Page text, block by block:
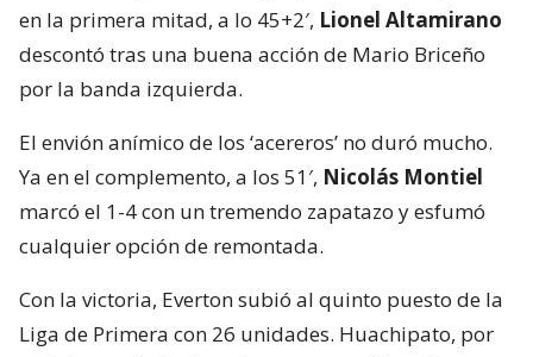
en la primera mitad, a lo 45+2′, Lionel Altamirano
descontó tras una buena acción de Mario Briceño
por la banda izquierda.
El envión anímico de los ‘acereros’ no duró mucho.
Ya en el complemento, a los 51′, Nicolás Montiel
marcó el 1-4 con un tremendo zapatazo y esfumó
cualquier opción de remontada.
Con la victoria, Everton subió al quinto puesto de la
Liga de Primera con 26 unidades. Huachipato, por